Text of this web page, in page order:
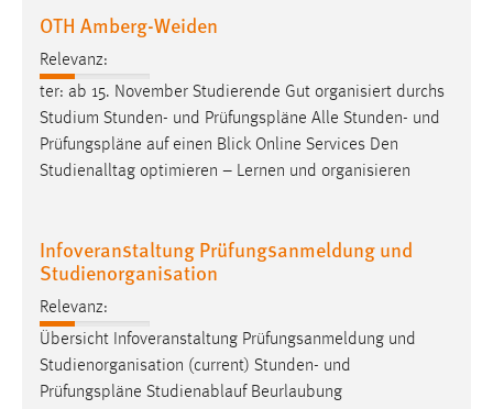
OTH Amberg-Weiden
Relevanz:
ter: ab 15. November Studierende Gut organisiert durchs
Studium Stunden- und Prüfungspläne Alle Stunden- und
Prüfungspläne auf einen Blick Online Services Den
Studienalltag optimieren – Lernen und organisieren
Infoveranstaltung Prüfungsanmeldung und
Studienorganisation
Relevanz:
Übersicht Infoveranstaltung Prüfungsanmeldung und
Studienorganisation (current) Stunden- und
Prüfungspläne Studienablauf Beurlaubung
STATISTIK
Statistik Cookies erfassen Informationen anonym.
Diese Informationen helfen uns zu verstehen, wie
unsere Besucher unsere Website nutzen.
Name:
_pk_ref, _pk_cvar, _pk_id, _pk_ses
Zweck:
Zugriffsstatistik
Cookie Laufzeit:
Max. 13 Monate